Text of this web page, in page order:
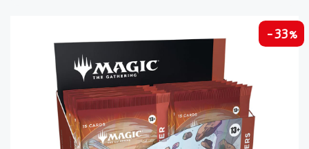
-33%